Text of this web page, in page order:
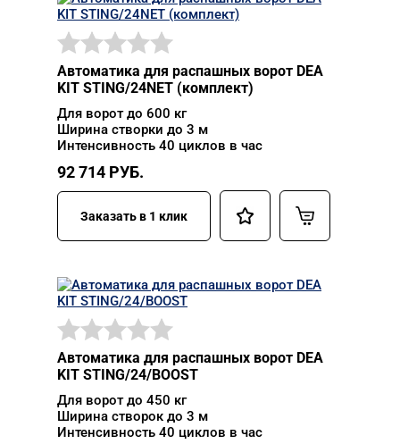
Автоматика для распашных ворот DEA
KIT STING/24NET (комплект)
Для ворот до 600 кг
Ширина створки до 3 м
Интенсивность 40 циклов в час
92 714 РУБ.
Заказать в 1 клик
Автоматика для распашных ворот DEA
KIT STING/24/BOOST
Для ворот до 450 кг
Ширина створок до 3 м
Интенсивность 40 циклов в час